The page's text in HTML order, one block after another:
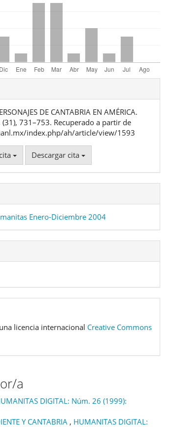
DE CANTABRIA EN AMÉRICA.
(31), 731–753. Recuperado a partir de
index.php/ah/article/view/1593
Descargar cita
Enero-Diciembre 2004
licencia internacional Creative Commons
a
DIGITAL: Núm. 26 (1999):
Y CANTABRIA , HUMANITAS DIGITAL: